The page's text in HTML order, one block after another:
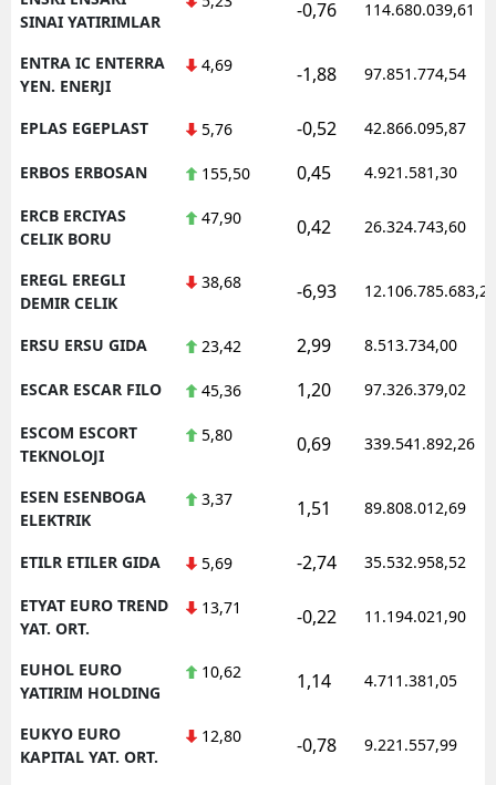
SINAI YATIRIMLAR
-0,76 114.680.039,61
ENTRA IC ENTERRA
YEN. ENERJI
4,69 -1,88 97.851.774,54
EPLAS EGEPLAST 5,76 -0,52 42.866.095,87
ERBOS ERBOSAN 155,50 0,45 4.921.581,30
ERCB ERCIYAS
CELIK BORU
47,90 0,42 26.324.743,60
EREGL EREGLI
DEMIR CELIK
38,68 -6,93 12.106.785.683,20
ERSU ERSU GIDA 23,42 2,99 8.513.734,00
ESCAR ESCAR FILO 45,36 1,20 97.326.379,02
ESCOM ESCORT
TEKNOLOJI
5,80 0,69 339.541.892,26
ESEN ESENBOGA
ELEKTRIK
3,37 1,51 89.808.012,69
ETILR ETILER GIDA 5,69 -2,74 35.532.958,52
ETYAT EURO TREND
YAT. ORT.
13,71 -0,22 11.194.021,90
EUHOL EURO
YATIRIM HOLDING
10,62 1,14 4.711.381,05
EUKYO EURO
KAPITAL YAT. ORT.
12,80 -0,78 9.221.557,99